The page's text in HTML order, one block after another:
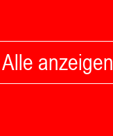
Alle anzeigen